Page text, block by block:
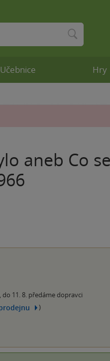
aneb Co
do 11. 8. předáme dopravci
)
Učebnice Hry